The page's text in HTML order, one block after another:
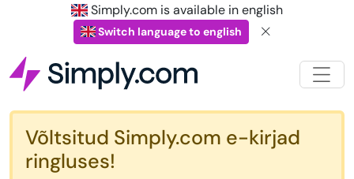
Simply.com is available in english
Switch language to english
Võltsitud Simply.com e-kirjad
ringluses!